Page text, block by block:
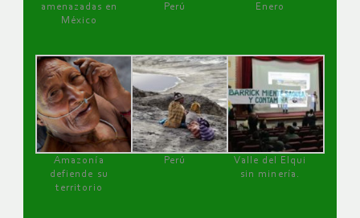
amenazadas en
México
Perú
Enero
Amazonía
defiende su
territorio
Perú
Valle del Elqui
sin minería.